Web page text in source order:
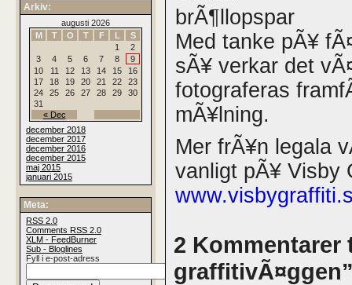
Med tanke pÃ¥
sÃ¥ verkar det
fotograferas
mÃ¥lning.
Mer frÃ¥n legala
vanligt pÃ¥ Visby
2 Kommentarer
Arkiv:
augusti 2026
M
T O T F L S
« Dec
1
2
3
4 5 6 7 8
9
10
11 12 13 14 15
16
17
18 19 20 21 22
23
24
25 26 27 28 29
30
31
december 2018
december 2017
december 2016
december 2015
maj 2015
januari 2015
Meta:
RSS 2.0
Comments RSS 2.0
XLM - FeedBurner
Sub - Bloglines
Fyll i e-post-adress